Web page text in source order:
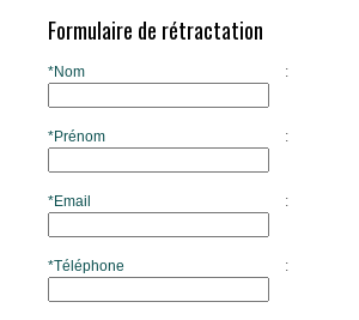
Formulaire de rétractation
*Nom :
*Prénom :
*Email :
*Téléphone :